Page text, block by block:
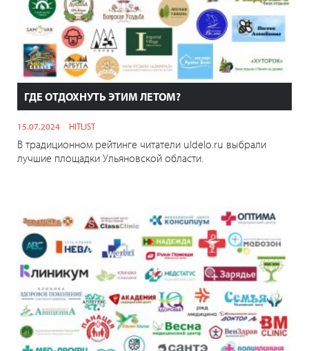
ГДЕ ОТДОХНУТЬ ЭТИМ ЛЕТОМ?
15.07.2024 HITLIST
В традиционном рейтинге читатели uldelo.ru выбрали
лучшие площадки Ульяновской области.